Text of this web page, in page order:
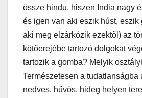
össze hindu, hiszen India nagy
és igen van aki eszik húst, eszik
aki meg elzárkózik ezektől) az
kötőerejébe tartozó dolgokat
tartozik a gomba? Melyik
Természetesen a tudatlanságba
nedves, hűvös, hideg helyen